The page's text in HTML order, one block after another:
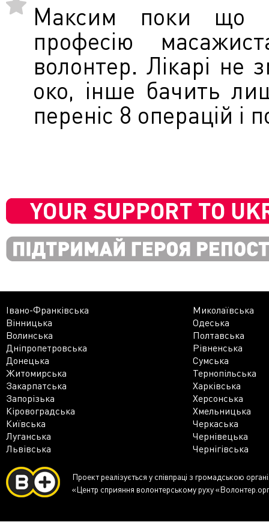
Максим поки що
професію
волонтер. Лікарі не
око, інше бачить
переніс 8 операцій і
Івано-Франківська
Миколаївська
Вінницька
Одеська
Волинська
Полтавська
Дніпропетровська
Рівненська
Донецька
Сумська
Житомирська
Тернопільська
Закарпатська
Харківська
Запорізька
Херсонська
Кіровоградська
Хмельницька
Київська
Черкаська
Луганська
Чернівецька
Львівська
Чернігівська
Проект реалізується у співпраці з громадською
«Центр сприяння волонтерському руху